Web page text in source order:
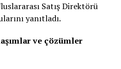
Satış Direktörü
yanıtladı.
ve çözümler